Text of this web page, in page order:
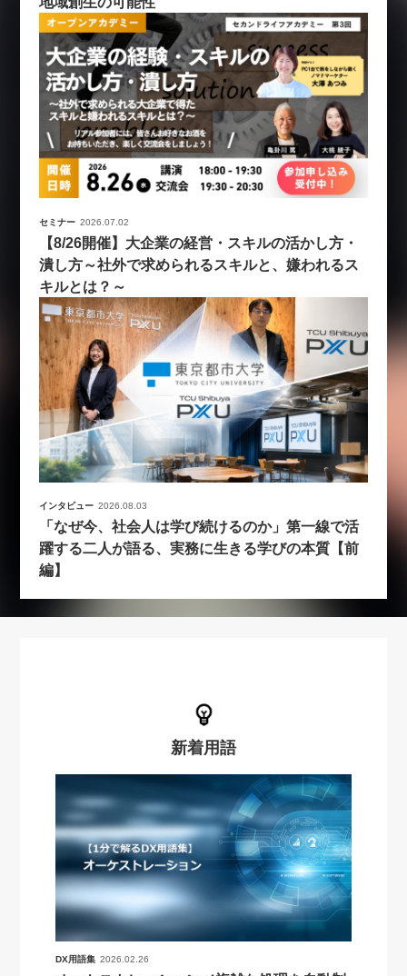
セミナー 2026.07.02
【8/26開催】大企業の経営・スキルの活かし方・
潰し方～社外で求められるスキルと、嫌われるス
キルとは？～
インタビュー 2026.08.03
「なぜ今、社会人は学び続けるのか」第一線で活
躍する二人が語る、実務に生きる学びの本質【前
編】
新着用語
DX用語集 2026.02.26